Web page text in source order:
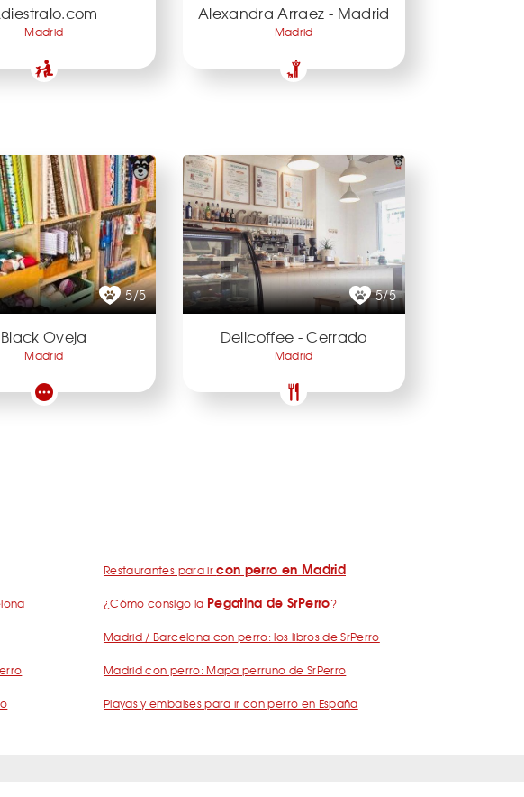
Madrid
Alexandra Arraez - Madrid
Madrid
5/5
Black Oveja
Madrid
5/5
Delicoffee - Cerrado
Madrid
Restaurantes para ircon perro en Madrid
¿Cómo consigo la Pegatina de SrPerro?
Madrid / Barcelona con perro: los libros de SrPerro
Madrid con perro: Mapa perruno de SrPerro
Playas y embalses para ir con perro en España